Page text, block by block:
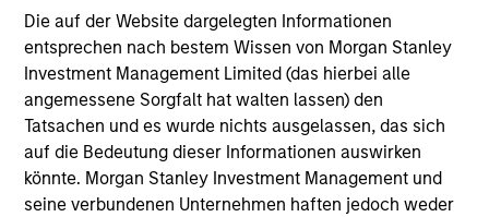
Die auf der Website dargelegten Informationen
entsprechen nach bestem Wissen von Morgan Stanley
Investment Management Limited (das hierbei alle
angemessene Sorgfalt hat walten lassen) den
Tatsachen und es wurde nichts ausgelassen, das sich
auf die Bedeutung dieser Informationen auswirken
könnte. Morgan Stanley Investment Management und
seine verbundenen Unternehmen haften jedoch weder
hardware, AI, manufacturing, real-world data and
customer integration. Longer-term value may
depend more on intelligence, software and fleet
learning. Jerry Pang and Rose Kim examine how
China’s humanoid robots are beginning to move
from televised spectacles to manufacturing and
commercial roles.
05-AUG-2026